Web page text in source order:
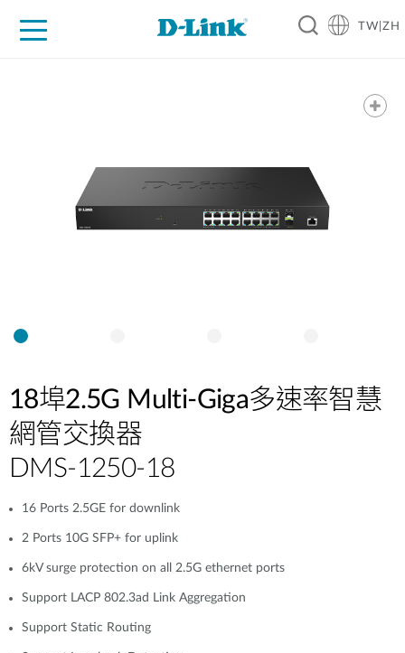
TW|ZH
18埠2.5G Multi-Giga多速率智慧
網管交換器
DMS-1250-18
16 Ports 2.5GE for downlink
2 Ports 10G SFP+ for uplink
6kV surge protection on all 2.5G ethernet ports
Support LACP 802.3ad Link Aggregation
Support Static Routing